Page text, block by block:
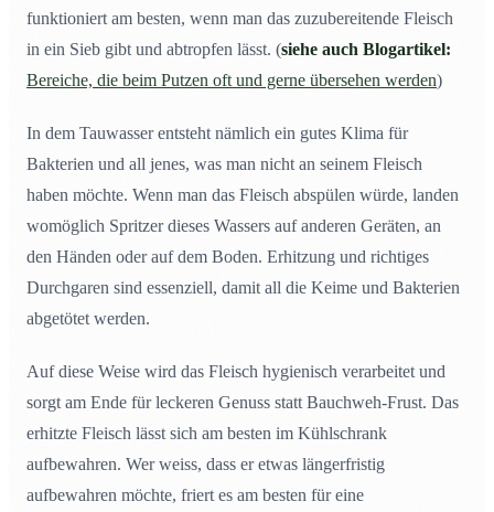
funktioniert am besten, wenn man das zuzubereitende Fleisch
in ein Sieb gibt und abtropfen lässt. (siehe auch Blogartikel:
Bereiche, die beim Putzen oft und gerne übersehen werden)
In dem Tauwasser entsteht nämlich ein gutes Klima für
Bakterien und all jenes, was man nicht an seinem Fleisch
haben möchte. Wenn man das Fleisch abspülen würde, landen
womöglich Spritzer dieses Wassers auf anderen Geräten, an
den Händen oder auf dem Boden. Erhitzung und richtiges
Durchgaren sind essenziell, damit all die Keime und Bakterien
abgetötet werden.
Auf diese Weise wird das Fleisch hygienisch verarbeitet und
sorgt am Ende für leckeren Genuss statt Bauchweh-Frust. Das
erhitzte Fleisch lässt sich am besten im Kühlschrank
aufbewahren. Wer weiss, dass er etwas längerfristig
aufbewahren möchte, friert es am besten für eine